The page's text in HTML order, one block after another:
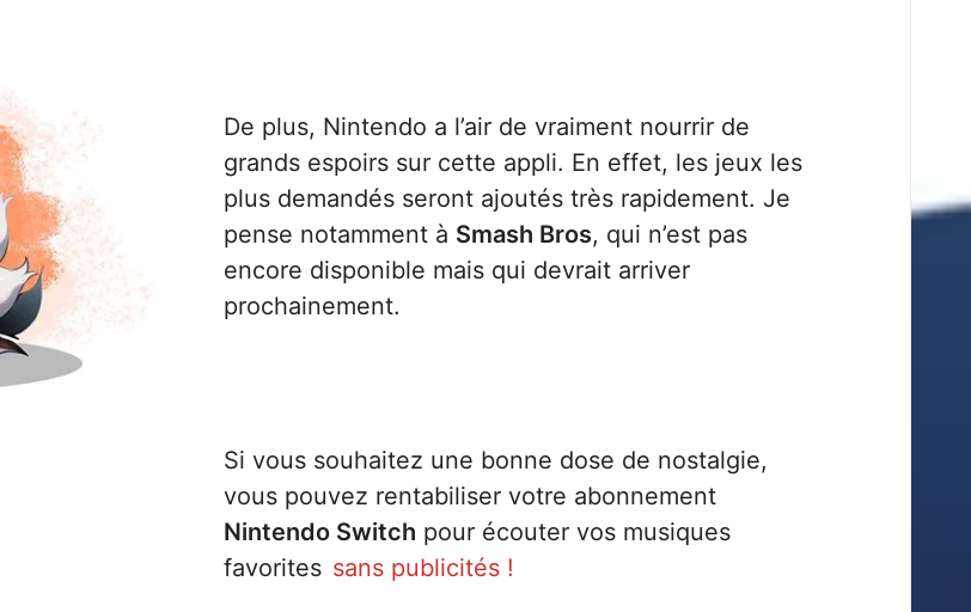
De plus, Nintendo a l’air de vraiment nourrir de
grands espoirs sur cette appli. En effet, les jeux les
plus demandés seront ajoutés très rapidement. Je
pense notamment à Smash Bros, qui n’est pas
encore disponible mais qui devrait arriver
prochainement.
Si vous souhaitez une bonne dose de nostalgie,
vous pouvez rentabiliser votre abonnement
Nintendo Switch pour écouter vos musiques
favorites sans publicités !